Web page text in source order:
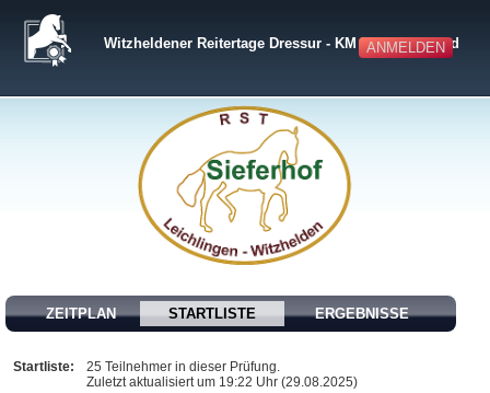
ANMELDEN
Witzheldener Reitertage Dressur - KM Bergisch Land
ZEITPLAN STARTLISTE ERGEBNISSE
Startliste:
25 Teilnehmer in dieser Prüfung.
Zuletzt aktualisiert um 19:22 Uhr (29.08.2025)